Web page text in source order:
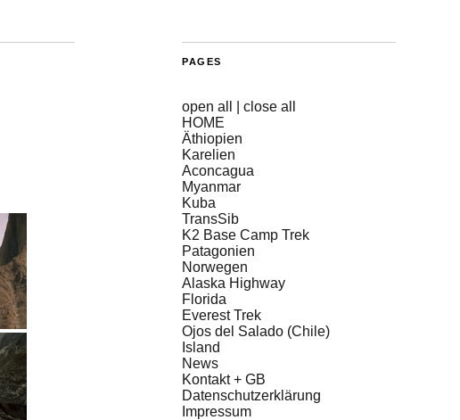
PAGES
open all
close all
HOME
Äthiopien
Karelien
Aconcagua
Myanmar
Kuba
TransSib
K2 Base Camp Trek
Patagonien
Norwegen
Alaska Highway
Florida
Everest Trek
Ojos del Salado (Chile)
Island
News
Kontakt + GB
Datenschutzerklärung
Impressum